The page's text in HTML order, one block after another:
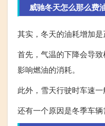
威驰冬天怎么那么费
其实，冬天的油耗增加是
首先，气温的下降会导
影响燃油的消耗。
此外，雪天行驶时车速
还有一个原因是冬季车